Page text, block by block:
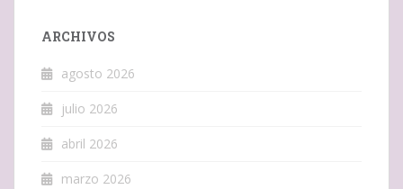
ARCHIVOS
agosto 2026
julio 2026
abril 2026
marzo 2026